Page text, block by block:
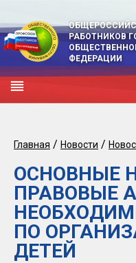
РАБОТНИКОВ
ФЕДЕРАЦИИ
Главная / Новости /
ОСНОВНЫЕ
ПРАВОВЫЕ
ПО
ДЕТЕЙ